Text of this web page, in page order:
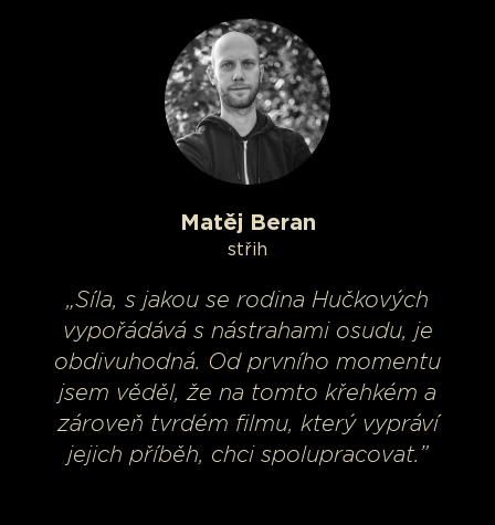
Matěj Beran
střih
„Síla, s jakou se rodina Hučkových
vypořádává s nástrahami osudu, je
obdivuhodná. Od prvního momentu
jsem věděl, že na tomto křehkém a
zároveň tvrdém filmu, který vypráví
jejich příběh, chci spolupracovat.”